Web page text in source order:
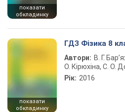
показати
обкладинку
показати
обкладинку
ГДЗ Фізика 8
Автори: В. Г.
О. Кірюхіна, С. О.
Рік: 2016